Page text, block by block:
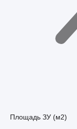
Площадь ЗУ (м2)